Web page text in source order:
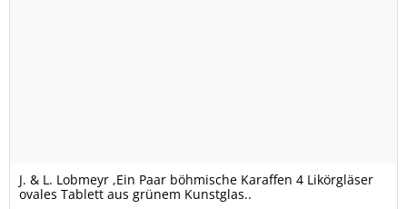
J. & L. Lobmeyr ,Ein Paar böhmische Karaffen 4 Likörgläser
ovales Tablett aus grünem Kunstglas..